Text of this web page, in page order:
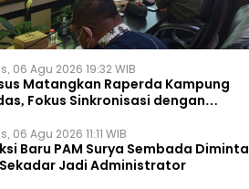
06 Agu 2026 19:32 WIB
Matangkan Raperda Kampung
Fokus Sinkronisasi dengan
06 Agu 2026 11:11 WIB
Baru PAM Surya Sembada Diminta
Jadi Administrator